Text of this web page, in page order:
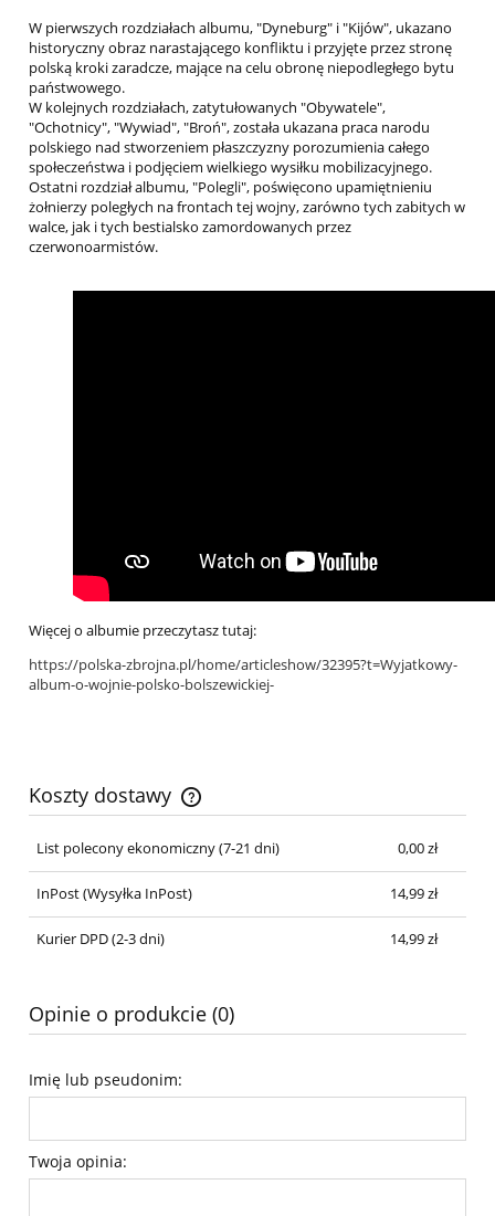
W pierwszych rozdziałach albumu, "Dyneburg" i "Kijów", ukazano
historyczny obraz narastającego konfliktu i przyjęte przez stronę
polską kroki zaradcze, mające na celu obronę niepodległego bytu
państwowego.
W kolejnych rozdziałach, zatytułowanych "Obywatele",
"Ochotnicy", "Wywiad", "Broń", została ukazana praca narodu
polskiego nad stworzeniem płaszczyzny porozumienia całego
społeczeństwa i podjęciem wielkiego wysiłku mobilizacyjnego.
Ostatni rozdział albumu, "Polegli", poświęcono upamiętnieniu
żołnierzy poległych na frontach tej wojny, zarówno tych zabitych w
walce, jak i tych bestialsko zamordowanych przez
czerwonoarmistów.
Więcej o albumie przeczytasz tutaj:
https://polska-zbrojna.pl/home/articleshow/32395?t=Wyjatkowy-
album-o-wojnie-polsko-bolszewickiej-
Koszty dostawy
Cena nie zawiera ewentualnych kosztów płatności
List polecony ekonomiczny (7-21 dni)
0,00 zł
InPost(Wysyłka InPost) 14,99 zł
Kurier DPD (2-3 dni) 14,99 zł
Opinie o produkcie (0)
Imię lub pseudonim:
Twoja opinia: